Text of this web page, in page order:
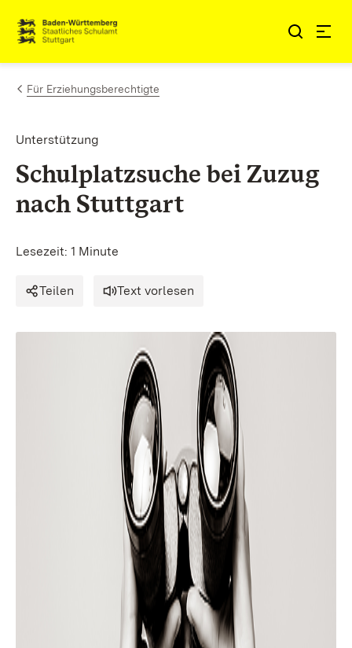
Zum Inhalt springen
Link zur Startseite
Für Erziehungsberechtigte
Unterstützung
Schulplatzsuche bei Zuzug
nach Stuttgart
Lesezeit: 1 Minute
Teilen Text vorlesen